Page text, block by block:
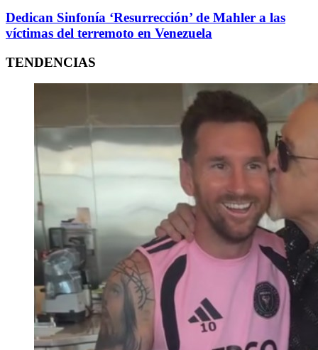
Dedican Sinfonía ‘Resurrección’ de Mahler a las
víctimas del terremoto en Venezuela
TENDENCIAS